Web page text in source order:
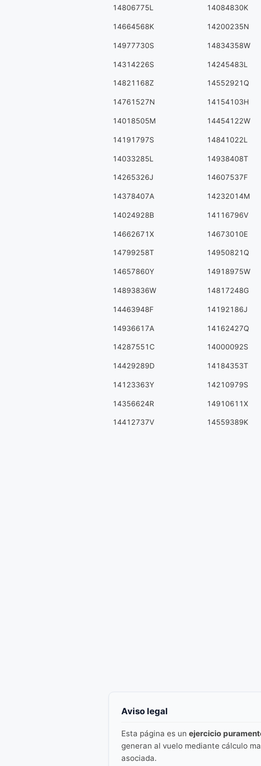
14806775L 14084830K
14664568K 14200235N
14977730S 14834358W
14314226S 14245483L
14821168Z 14552921Q
14761527N 14154103H
14018505M 14454122W
14191797S 14841022L
14033285L 14938408T
14265326J 14607537F
14378407A 14232014M
14024928B 14116796V
14662671X 14673010E
14799258T 14950821Q
14657860Y 14918975W
14893836W 14817248G
14463948F 14192186J
14936617A 14162427Q
14287551C 14000092S
14429289D 14184353T
14123363Y 14210979S
14356624R 14910611X
14412737V 14559389K
Aviso legal
Esta página es un ejercicio
generan al vuelo mediante cálculo
asociada.